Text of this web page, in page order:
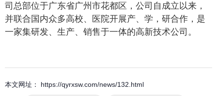
司总部位于广东省广州市花都区，公司自成立以来，
并联合国内众多高校、医院开展产、学，研合作，是
一家集研发、生产、销售于一体的高新技术公司。
本文网址： https://qyrxsw.com/news/132.html